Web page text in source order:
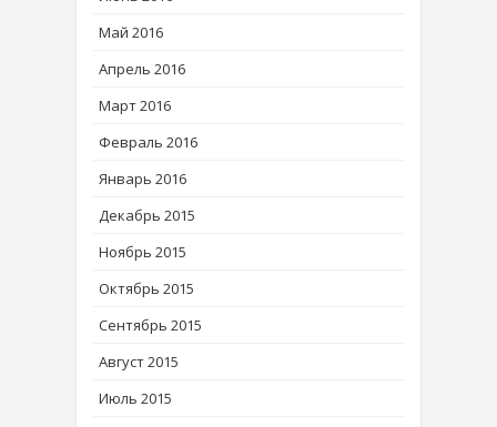
Май 2016
Апрель 2016
Март 2016
Февраль 2016
Январь 2016
Декабрь 2015
Ноябрь 2015
Октябрь 2015
Сентябрь 2015
Август 2015
Июль 2015